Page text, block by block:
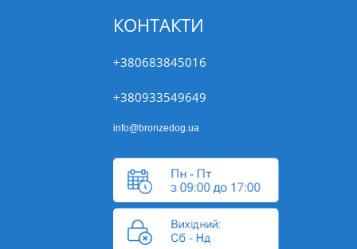
КОНТАКТИ
+380683845016
+380933549649
info@bronzedog.ua